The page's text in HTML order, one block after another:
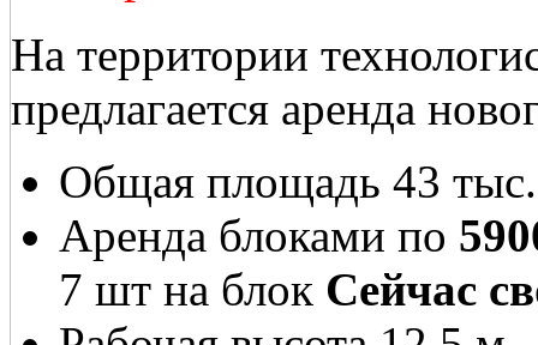
На территории
предлагается аренда
Общая площадь 43
Аренда блоками по
7 шт на блок Сейчас